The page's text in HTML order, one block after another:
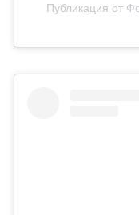
Публикация от